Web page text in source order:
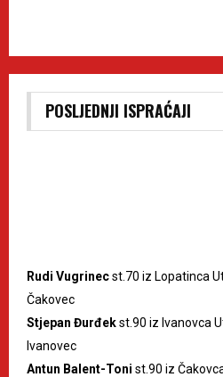
POSLJEDNJI ISPRAĆAJI
Rudi Vugrinecst.70 iz Lopatinca
Čakovec
Stjepan Đurđekst.90 iz Ivanovca
Ivanovec
Antun Balent-Toni st.90 iz